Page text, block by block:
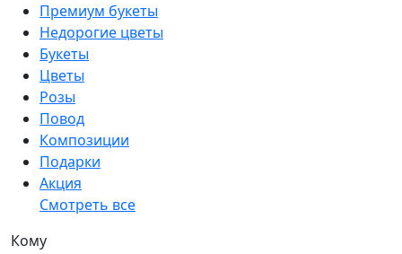
Премиум букеты
Недорогие цветы
Букеты
Цветы
Розы
Повод
Композиции
Подарки
Акция
Смотреть все
Кому